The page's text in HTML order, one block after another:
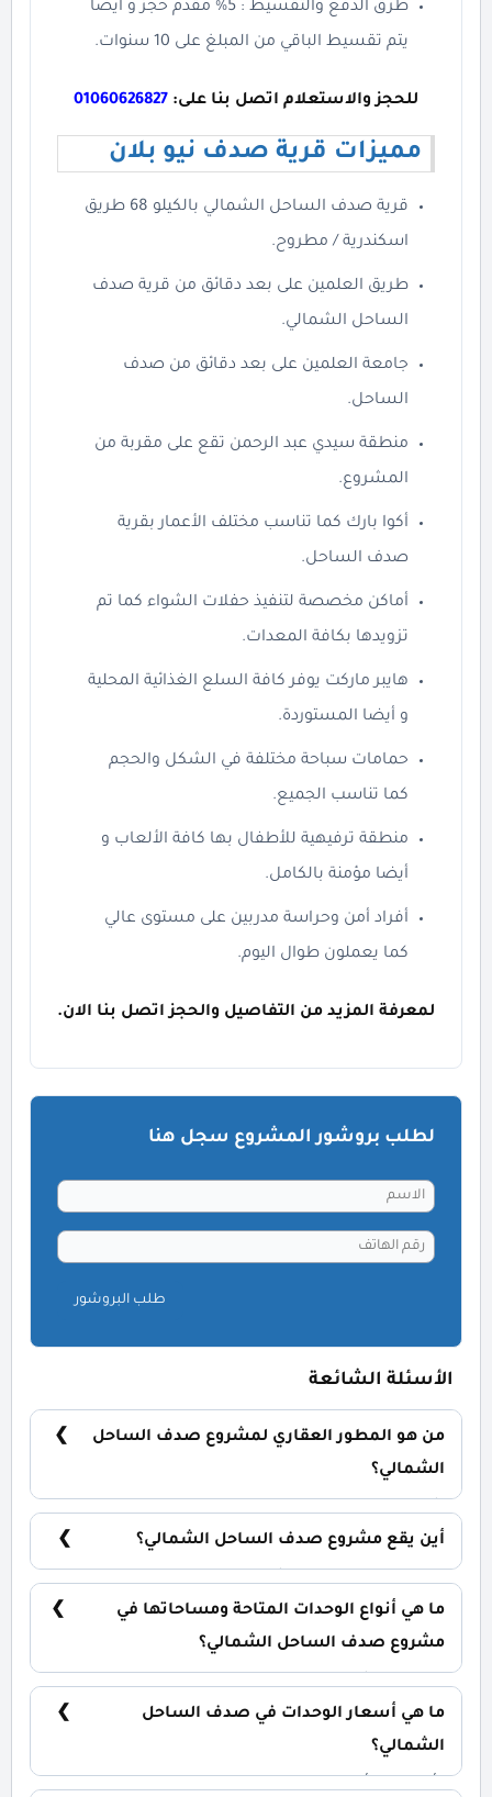
طرق الدفع والتقسيط : 5% مقدم حجز و أيضا
يتم تقسيط الباقي من المبلغ على 10 سنوات.
للحجز والاستعلام اتصل بنا على: 01060626827
مميزات قرية صدف نيو بلان
قرية صدف الساحل الشمالي بالكيلو 68 طريق
اسكندرية / مطروح.
طريق العلمين على بعد دقائق من قرية صدف
الساحل الشمالي.
جامعة العلمين على بعد دقائق من صدف
الساحل.
منطقة سيدي عبد الرحمن تقع على مقربة من
المشروع.
أكوا بارك كما تناسب مختلف الأعمار بقرية
صدف الساحل.
أماكن مخصصة لتنفيذ حفلات الشواء كما تم
تزويدها بكافة المعدات.
هايبر ماركت يوفر كافة السلع الغذائية المحلية
و أيضا المستوردة.
حمامات سباحة مختلفة في الشكل والحجم
كما تناسب الجميع.
منطقة ترفيهية للأطفال بها كافة الألعاب و
أيضا مؤمنة بالكامل.
أفراد أمن وحراسة مدربين على مستوى عالي
كما يعملون طوال اليوم.
لمعرفة المزيد من التفاصيل والحجز اتصل بنا الان.
لطلب بروشور المشروع سجل هنا
طلب البروشور
الأسئلة الشائعة
من هو المطور العقاري لمشروع صدف الساحل
الشمالي؟
شركة نيو بلان للتطوير والتنمية العقارية New Plan
Developments.
أين يقع مشروع صدف الساحل الشمالي؟
قرية صدف الساحل الشمالي بالكيلو 68 طريق اسكندرية
/ مطروح.
ما هي أنواع الوحدات المتاحة ومساحاتها في
مشروع صدف الساحل الشمالي؟
استوديو وشاليهات ووحدت توين هاوس - وحدات تجارية
بمساحات تبدأ من 47 متر مربع.
ما هي أسعار الوحدات في صدف الساحل
الشمالي؟
بأسعار تبدأ من 3,795,000 جنية.